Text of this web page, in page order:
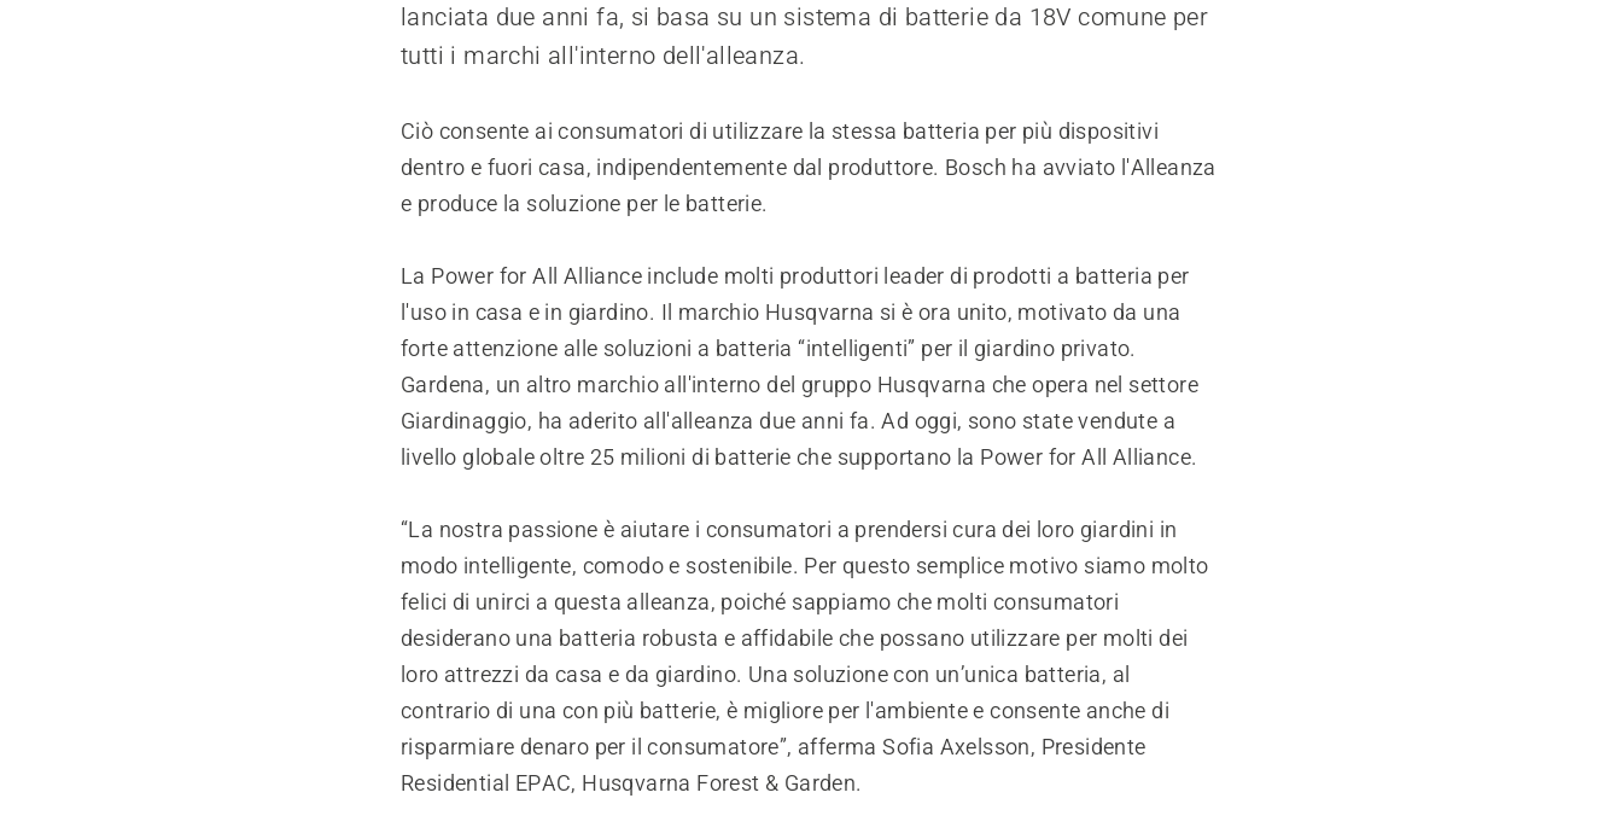
lanciata due anni fa, si basa su un sistema di batterie da 18V comune per
tutti i marchi all'interno dell'alleanza.
Ciò consente ai consumatori di utilizzare la stessa batteria per più dispositivi
dentro e fuori casa, indipendentemente dal produttore. Bosch ha avviato l'Alleanza
e produce la soluzione per le batterie.
La Power for All Alliance include molti produttori leader di prodotti a batteria per
l'uso in casa e in giardino. Il marchio Husqvarna si è ora unito, motivato da una
forte attenzione alle soluzioni a batteria “intelligenti” per il giardino privato.
Gardena, un altro marchio all'interno del gruppo Husqvarna che opera nel settore
Giardinaggio, ha aderito all'alleanza due anni fa. Ad oggi, sono state vendute a
livello globale oltre 25 milioni di batterie che supportano la Power for All Alliance.
“La nostra passione è aiutare i consumatori a prendersi cura dei loro giardini in
modo intelligente, comodo e sostenibile. Per questo semplice motivo siamo molto
felici di unirci a questa alleanza, poiché sappiamo che molti consumatori
desiderano una batteria robusta e affidabile che possano utilizzare per molti dei
loro attrezzi da casa e da giardino. Una soluzione con un’unica batteria, al
contrario di una con più batterie, è migliore per l'ambiente e consente anche di
risparmiare denaro per il consumatore”, afferma Sofia Axelsson, Presidente
Residential EPAC, Husqvarna Forest & Garden.